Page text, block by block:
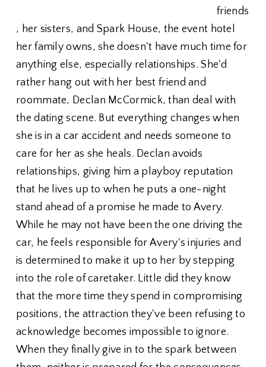
friends
, her sisters, and Spark House, the event hotel
her family owns, she doesn't have much time for
anything else, especially relationships. She'd
rather hang out with her best friend and
roommate, Declan McCormick, than deal with
the dating scene. But everything changes when
she is in a car accident and needs someone to
care for her as she heals. Declan avoids
relationships, giving him a playboy reputation
that he lives up to when he puts a one-night
stand ahead of a promise he made to Avery.
While he may not have been the one driving the
car, he feels responsible for Avery's injuries and
is determined to make it up to her by stepping
into the role of caretaker. Little did they know
that the more time they spend in compromising
positions, the attraction they've been refusing to
acknowledge becomes impossible to ignore.
When they finally give in to the spark between